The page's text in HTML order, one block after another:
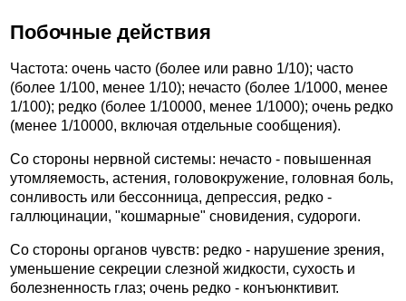
Побочные действия
Частота: очень часто (более или равно 1/10); часто
(более 1/100, менее 1/10); нечасто (более 1/1000, менее
1/100); редко (более 1/10000, менее 1/1000); очень редко
(менее 1/10000, включая отдельные сообщения).
Со стороны нервной системы: нечасто - повышенная
утомляемость, астения, головокружение, головная боль,
сонливость или бессонница, депрессия, редко -
галлюцинации, "кошмарные" сновидения, судороги.
Со стороны органов чувств: редко - нарушение зрения,
уменьшение секреции слезной жидкости, сухость и
болезненность глаз; очень редко - конъюнктивит.